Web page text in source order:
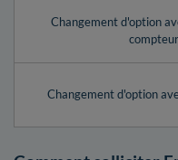
Changement d'option
Changement d'option